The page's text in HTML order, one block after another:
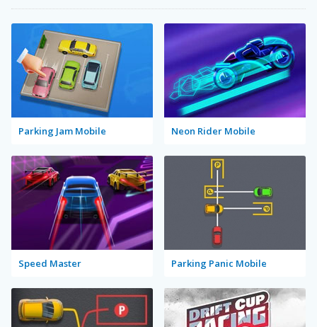
Parking Jam Mobile Neon Rider Mobile
Speed Master Parking Panic Mobile